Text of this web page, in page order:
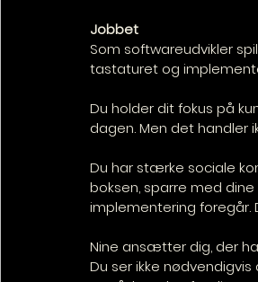
Jobbet
Som softwareudvikler
tastaturet og
Du holder dit fokus på
dagen. Men det handler
Du har stærke sociale
boksen, sparre med
implementering
Nine ansætter dig, der
Du ser ikke